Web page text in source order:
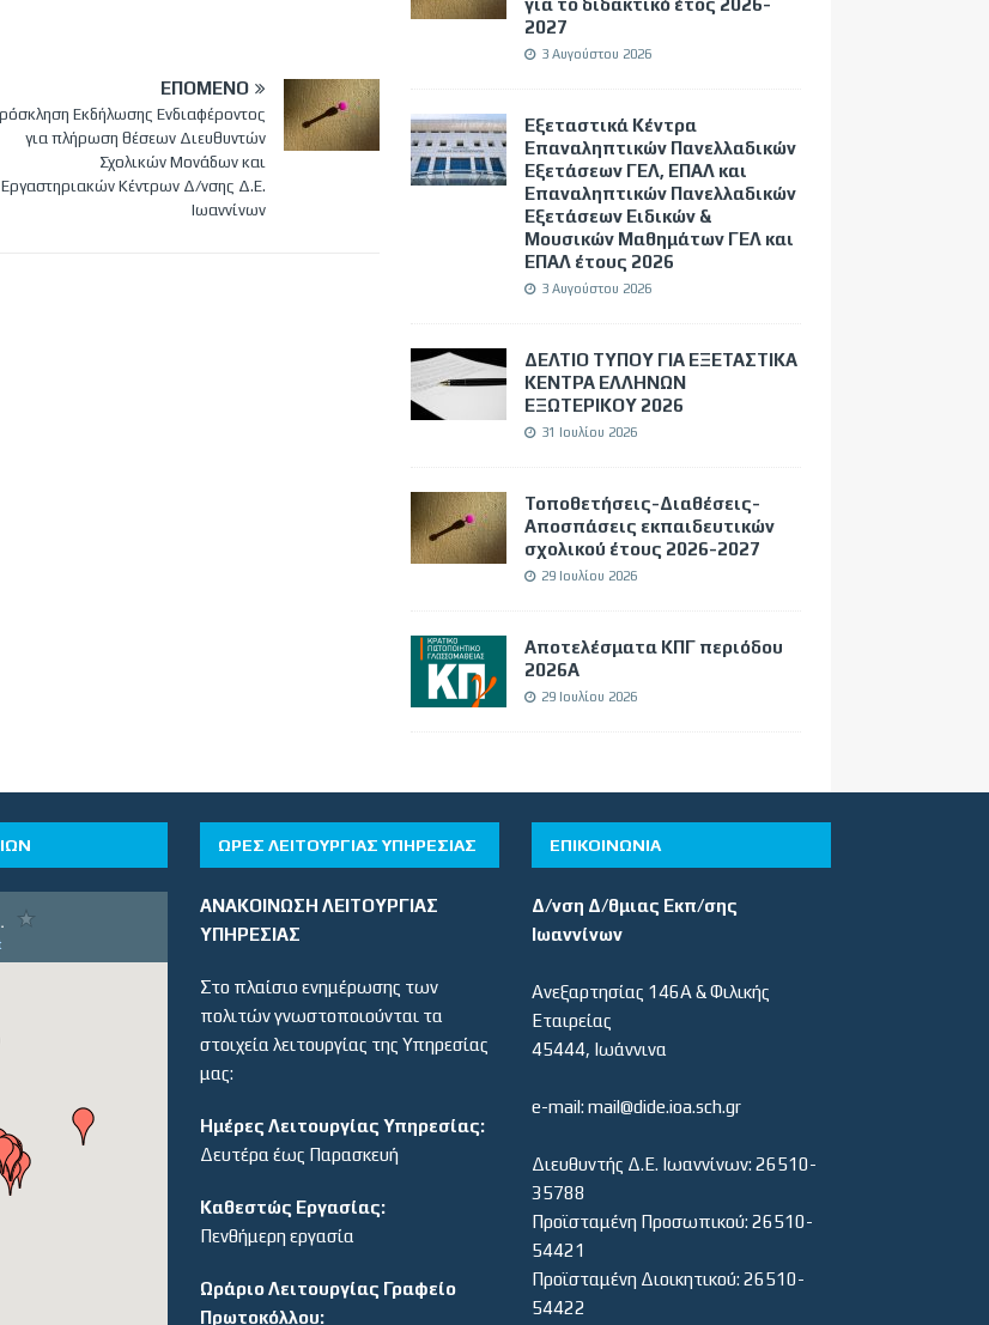
ΕΠΌΜΕΝΟ
Εκδήλωσης Ενδιαφέροντος
για πλήρωση θέσεων Διευθυντών
Σχολικών Μονάδων και
Εργαστηριακών Κέντρων Δ/νσης Δ.Ε.
Ιωαννίνων
2027
3 Αυγούστου 2026
Εξεταστικά Κέντρα
Επαναληπτικών Πανελλαδικών
Εξετάσεων ΓΕΛ, ΕΠΑΛ και
Επαναληπτικών Πανελλαδικών
Εξετάσεων Ειδικών &
Μουσικών Μαθημάτων ΓΕΛ και
ΕΠΑΛ έτους 2026
3 Αυγούστου 2026
ΔΕΛΤΙΟ ΤΥΠΟΥ ΓΙΑ ΕΞΕΤΑΣΤΙΚΑ
ΚΕΝΤΡΑ ΕΛΛΗΝΩΝ
ΕΞΩΤΕΡΙΚΟΥ 2026
31 Ιουλίου 2026
Τοποθετήσεις-Διαθέσεις-
Αποσπάσεις εκπαιδευτικών
σχολικού έτους 2026-2027
29 Ιουλίου 2026
Αποτελέσματα ΚΠΓ περιόδου
2026Α
29 Ιουλίου 2026
ΏΡΕΣ ΛΕΙΤΟΥΡΓΊΑΣ ΥΠΗΡΕΣΊΑΣ
ΑΝΑΚΟΙΝΩΣΗ ΛΕΙΤΟΥΡΓΙΑΣ
ΥΠΗΡΕΣΙΑΣ
Στο πλαίσιο ενημέρωσης των
πολιτών γνωστοποιούνται τα
στοιχεία λειτουργίας της Υπηρεσίας
μας:
Ημέρες Λειτουργίας Υπηρεσίας:
Δευτέρα έως Παρασκευή
Καθεστώς Εργασίας:
Πενθήμερη εργασία
Ωράριο Λειτουργίας Γραφείο
Πρωτοκόλλου:
ΕΠΙΚΟΙΝΩΝΙΑ
Δ/νση Δ/θμιας Εκπ/σης
Ιωαννίνων
Ανεξαρτησίας 146Α & Φιλικής
Εταιρείας
45444, Ιωάννινα
e-mail: mail@dide.ioa.sch.gr
Διευθυντής Δ.Ε. Ιωαννίνων: 26510-
35788
Προϊσταμένη Προσωπικού: 26510-
54421
Προϊσταμένη Διοικητικού: 26510-
54422